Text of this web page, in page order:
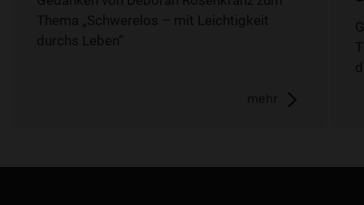
Thema „Schwerelos – mit Leichtigkeit
durchs Leben“
mehr